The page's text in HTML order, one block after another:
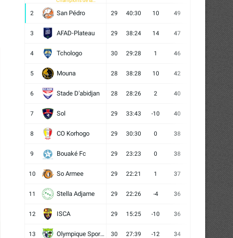
2 San Pédro 29 40:30 10 49 10
3 AFAD-Plateau 29 38:24 14 47
4 Tchologo 30 29:28 1 46 10
5 Mouna 28 38:28 10 42 6
6 Stade D'abidjan 28 28:26 2 40 10
7 Sol 29 33:43 -10 40 13
8 CO Korhogo 29 30:30 0 38 11
9 Bouaké Fc 29 23:23 0 38
10 So Armee 29 22:21 1 37 10
11 Stella Adjame 29 22:26 -4 36
12 ISCA 29 15:25 -10 36
13 Olympique Sport d'Abobo FC 30 27:39 -12 34